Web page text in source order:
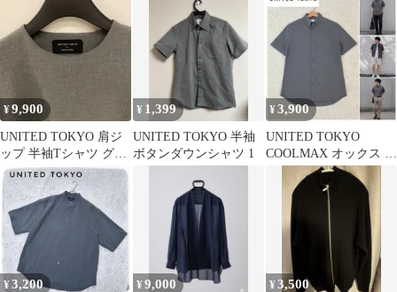
¥9,900
UNITED TOKYO 肩ジ
ップ 半袖Tシャツ グレ
ー
¥ 1,399
UNITED TOKYO 半袖
ボタンダウンシャツ 1
¥3,900
UNITED TOKYO
COOLMAX オックス ボ
タンダウンシャツ
¥3,200 ¥9,000 ¥3,500